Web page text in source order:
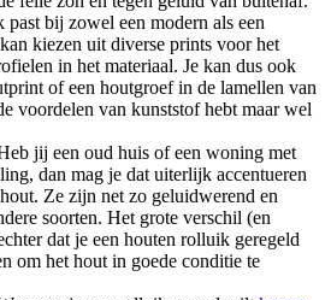
bij zowel een modern als een
kiezen uit diverse prints voor het
in het materiaal. Je kan dus ook
of een houtgroef in de lamellen van
voordelen van kunststof hebt maar wel
jij een oud huis of een woning met
dan mag je dat uiterlijk accentueren
Ze zijn net zo geluidwerend en
soorten. Het grote verschil (en
dat je een houten rolluik geregeld
om het hout in goede conditie te